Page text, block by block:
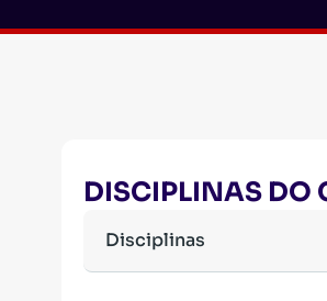
DISCIPLINAS DO
Disciplinas